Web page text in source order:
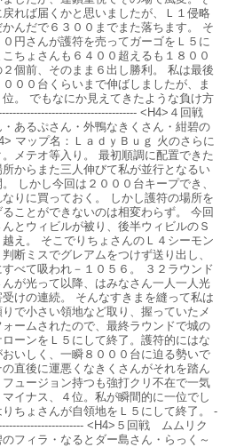
れば届くかと思いましたが、Ｌ１侵略
かんだで６３００までまた落ちます。 そ
円さんが護符を売ってガーゴをＬ５に
こちょさんも６４００超えるも１８００
２個前、そのまま６出し勝利。 私は最後
００台くらいまで伸ばしましたが、ま
位。 でもなにか見えてきたような負け方
<H4>４回戦
・あるぷさん・外鴨なきくさん・紺碧の
マップ名：ＬａｄｙＢｕｇ 火のさらに
メテオ等入り。 最初順調に配置できた
所からまた三人伸びて私が並行となるい
しかし今回は２０００台キープでき、
りに買っておく。 しかし護符の場所を
ることができないのは相変わらず。 今回
とウィビルが被り、後半ウィビルのＳ
越え。 そこでりちょさんのＬ４シーモン
断ミスでグレアムをつけず送り出し、
すべて吸われ－１０５６。 ３２ラウンド
が光って以降、はみなさん一人一人光
受けの連続。 そんなすきまを縫って私は
で小さい領地など取り、握っていたメ
ォームされたので、最終ラウンドで城の
ーンをＬ５にして終了。護符的にはな
おいしく、一瞬８０００台に迫る勢いで
の直後に運悪くなきくさんがそれを踏ん
ュージョン持つも強打クリ不在で一気
イナス、４位。私が瞬間的に一位でし
りちょさんが自領地をＬ５にして終了。 -
<H4>５回戦 ムムリク
フィラ・なるとダー島さん・らっく～